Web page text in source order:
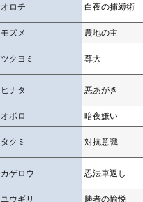
オロチ 白夜の捕縛術
モズメ 農地の主
ツクヨミ 尊大
ヒナタ 悪あがき
オボロ 暗夜嫌い
タクミ 対抗意識
カゲロウ 忍法車返し
ユウギリ 勝者の愉悦